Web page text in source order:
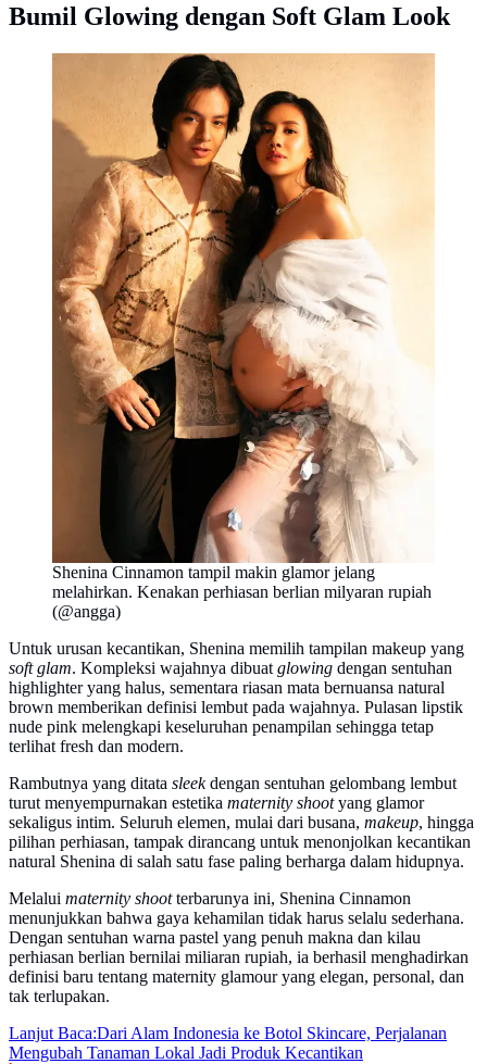
Bumil Glowing dengan Soft Glam Look
Shenina Cinnamon tampil makin glamor jelang
melahirkan. Kenakan perhiasan berlian milyaran rupiah
(@angga)
Untuk urusan kecantikan, Shenina memilih tampilan makeup yang
soft glam. Kompleksi wajahnya dibuat glowing dengan sentuhan
highlighter yang halus, sementara riasan mata bernuansa natural
brown memberikan definisi lembut pada wajahnya. Pulasan lipstik
nude pink melengkapi keseluruhan penampilan sehingga tetap
terlihat fresh dan modern.
Rambutnya yang ditata sleekdengan sentuhan gelombang lembut
turut menyempurnakan estetika maternity shootyang glamor
sekaligus intim. Seluruh elemen, mulai dari busana, makeup, hingga
pilihan perhiasan, tampak dirancang untuk menonjolkan kecantikan
natural Shenina di salah satu fase paling berharga dalam hidupnya.
Melalui maternity shootterbarunya ini, Shenina Cinnamon
menunjukkan bahwa gaya kehamilan tidak harus selalu sederhana.
Dengan sentuhan warna pastel yang penuh makna dan kilau
perhiasan berlian bernilai miliaran rupiah, ia berhasil menghadirkan
definisi baru tentang maternity glamour yang elegan, personal, dan
tak terlupakan.
Lanjut Baca:Dari Alam Indonesia ke Botol Skincare, Perjalanan
Mengubah Tanaman Lokal Jadi Produk Kecantikan